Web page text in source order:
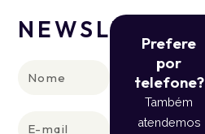
NEWSLETTER
Prefere
por
telefone?
Também
atendemos